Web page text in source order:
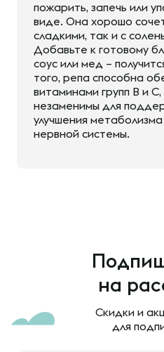
пожарить, запечь или
виде. Она хорошо
сладкими, так и с
Добавьте к готовому
соус или мед –
того, репа способна
витаминами групп В и
незаменимы для
улучшения
нервной системы.
на
Скидки и
для